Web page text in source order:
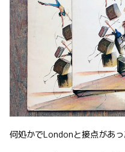
何処かでLondonと接点があ